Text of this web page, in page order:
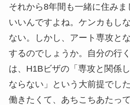
それから8年間も一緒に住み
いいんですよね。ケンカもし
ない。しかし、アート専攻と
するのでしょうか。自分の行
は、H1Bビザの「専攻と関係
ならない」という大前提でし
働きたくて、あちこちあたっ